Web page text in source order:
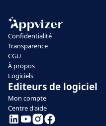
Confidentialité
Transparence
CGU
À propos
Logiciels
Editeurs de logiciel
Mon compte
Centre d'aide